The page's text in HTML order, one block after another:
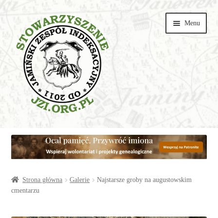
nawigacji
treści
Menu
Wspieraj
Parafie
Artykuły
Strona główna Galerie
Najstarsze groby na augustowskim
cmentarzu